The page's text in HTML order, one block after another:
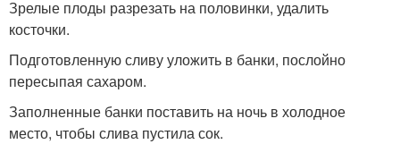
Зрелые плоды разрезать на половинки, удалить
косточки.
Подготовленную сливу уложить в банки, послойно
пересыпая сахаром.
Заполненные банки поставить на ночь в холодное
место, чтобы слива пустила сок.